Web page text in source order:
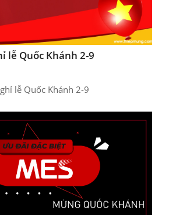
lễ Quốc Khánh 2-9
lễ Quốc Khánh 2-9